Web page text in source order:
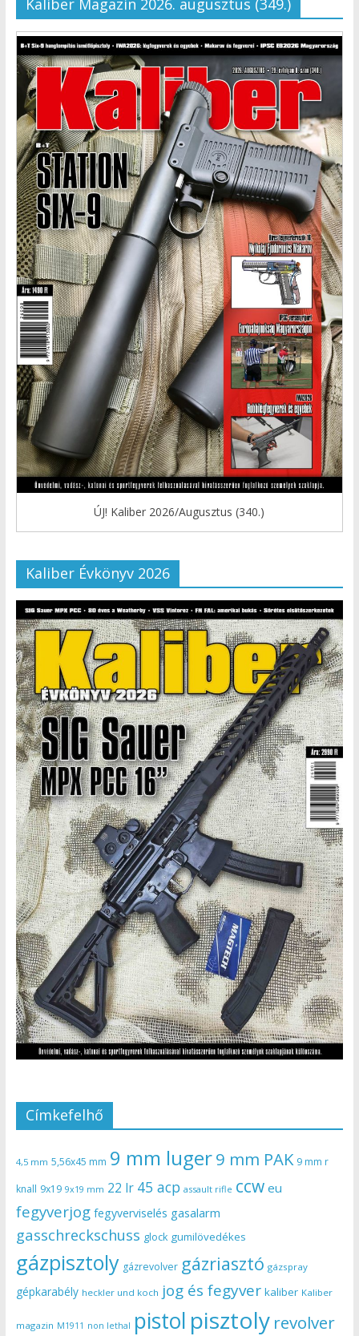
Kaliber Magazin 2026. augusztus (349.)
ÚJ! Kaliber 2026/Augusztus (340.)
Kaliber Évkönyv 2026
Címkefelhő
4,5 mm 5,56x45 mm 9 mm luger9 mm PAK 9 mm r
knall 9x19 9x19 mm 22 lr 45 acp assault rifle ccw eu
fegyverjog fegyverviselés gasalarm
gasschreckschuss glock gumilövedékes
gázpisztoly gázrevolver gázriasztó gázspray
gépkarabély heckler und koch jog és fegyver kaliber Kaliber
magazin M1911 non lethal pistol pisztoly revolver